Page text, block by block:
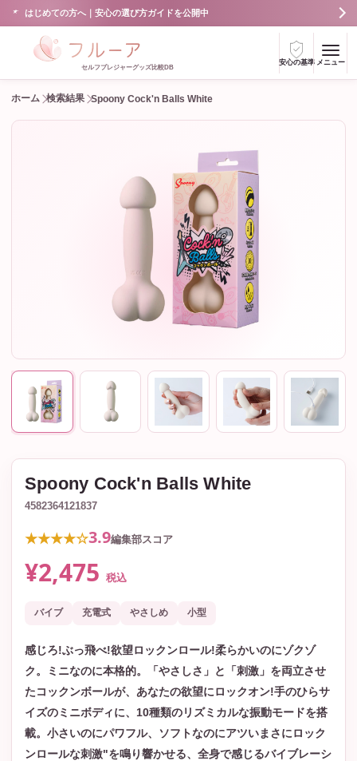
はじめての方へ｜安心の選び方ガイドを公開中
セルフプレジャーグッズ比較DB
安心の基準 メニュー
ホーム 検索結果 Spoony Cock'n Balls White
Spoony Cock'n Balls White
4582364121837
★★★★☆3.9編集部スコア
¥2,475 税込
バイブ 充電式 やさしめ 小型
感じろ!ぶっ飛べ!欲望ロックンロール!柔らかいのにゾクゾ
ク。ミニなのに本格的。「やさしさ」と「刺激」を両立させ
たコックンボールが、あなたの欲望にロックオン!手のひらサ
イズのミニボディに、10種類のリズミカルな振動モードを搭
載。小さいのにパワフル、ソフトなのにアツいまさにロック
ンロールな刺激"を鳴り響かせる、全身で感じるバイブレーシ